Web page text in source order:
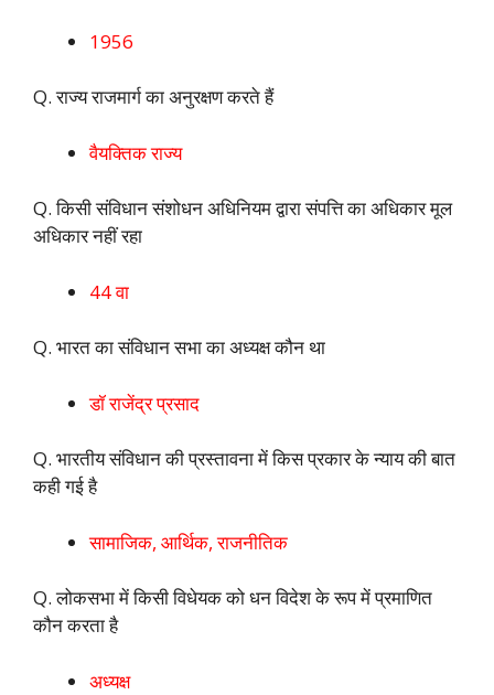
1956
Q. राज्य राजमार्ग का अनुरक्षण करते हैं
वैयक्तिक राज्य
Q. किसी संविधान संशोधन अधिनियम द्वारा संपत्ति का अधिकार मूल
अधिकार नहीं रहा
44 वा
Q. भारत का संविधान सभा का अध्यक्ष कौन था
डॉ राजेंद्र प्रसाद
Q. भारतीय संविधान की प्रस्तावना में किस प्रकार के न्याय की बात
कही गई है
सामाजिक, आर्थिक, राजनीतिक
Q. लोकसभा में किसी विधेयक को धन विदेश के रूप में प्रमाणित
कौन करता है
अध्यक्ष